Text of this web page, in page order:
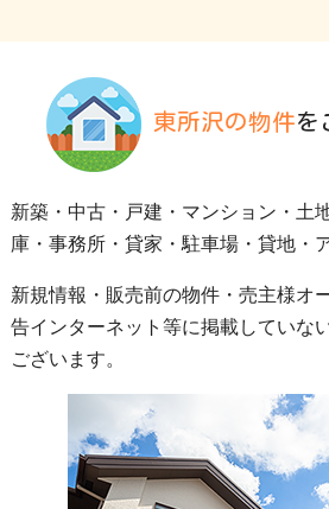
東所沢の物件を
新築・中古・戸建・マンション・土
庫・事務所・貸家・駐車場・貸地・
新規情報・販売前の物件・売主様オ
告インターネット等に掲載していな
ございます。